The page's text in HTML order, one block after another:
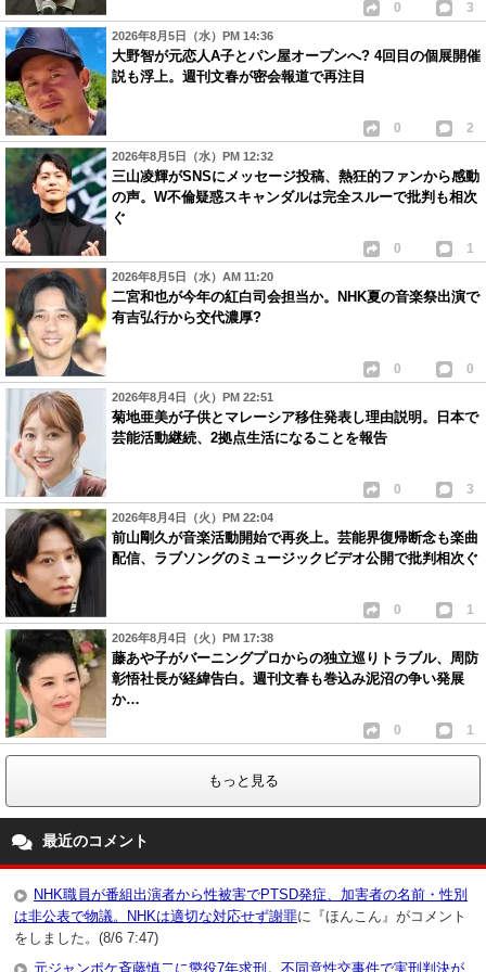
0 3
2026年8月5日（水）PM 14:36
大野智が元恋人A子とパン屋オープンへ? 4回目の個展開催
説も浮上。週刊文春が密会報道で再注目
0 2
2026年8月5日（水）PM 12:32
三山凌輝がSNSにメッセージ投稿、熱狂的ファンから感動
の声。W不倫疑惑スキャンダルは完全スルーで批判も相次
ぐ
0 1
2026年8月5日（水）AM 11:20
二宮和也が今年の紅白司会担当か。NHK夏の音楽祭出演で
有吉弘行から交代濃厚?
0 0
2026年8月4日（火）PM 22:51
菊地亜美が子供とマレーシア移住発表し理由説明。日本で
芸能活動継続、2拠点生活になることを報告
0 3
2026年8月4日（火）PM 22:04
前山剛久が音楽活動開始で再炎上。芸能界復帰断念も楽曲
配信、ラブソングのミュージックビデオ公開で批判相次ぐ
0 1
2026年8月4日（火）PM 17:38
藤あや子がバーニングプロからの独立巡りトラブル、周防
彰悟社長が経緯告白。週刊文春も巻込み泥沼の争い発展
か…
0 1
もっと見る
最近のコメント
NHK職員が番組出演者から性被害でPTSD発症、加害者の名前・性別
は非公表で物議。NHKは適切な対応せず謝罪に『ほんこん』がコメント
をしました。(8/6 7:47)
元ジャンポケ斉藤慎二に懲役7年求刑。不同意性交事件で実刑判決が